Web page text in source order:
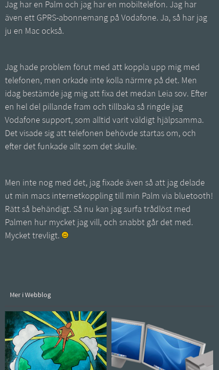
Jag har en Palm och jag har en mobiltelefon. Jag har
även ett GPRS-abonnemang på Vodafone. Ja, så har jag
ju en Mac också.
Jag hade problem förut med att koppla upp mig med
telefonen, men orkade inte kolla närmre på det. Men
idag bestämde jag mig att fixa det medan Leia sov. Efter
en hel del pillande fram och tillbaka så ringde jag
Vodafone support, som alltid varit väldigt hjälpsamma.
Det visade sig att telefonen behövde startas om, och
efter det funkade allt som det skulle.
Men inte nog med det, jag fixade även så att jag delade
ut min macs internetkoppling till min Palm via bluetooth!
Rätt så behändigt. Så nu kan jag surfa trådlöst med
Palmen hur mycket jag vill, och snabbt går det med.
Mycket trevligt.
Mer i Webblog